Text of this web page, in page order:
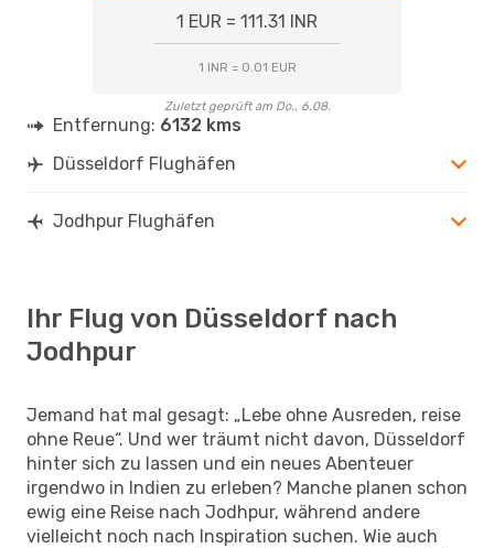
1 EUR = 111.31 INR
1 INR = 0.01 EUR
Zuletzt geprüft am Do., 6.08.
Entfernung: 6132 kms
Düsseldorf Flughäfen
Jodhpur Flughäfen
Ihr Flug von Düsseldorf nach
Jodhpur
Jemand hat mal gesagt: „Lebe ohne Ausreden, reise
ohne Reue“. Und wer träumt nicht davon, Düsseldorf
hinter sich zu lassen und ein neues Abenteuer
irgendwo in Indien zu erleben? Manche planen schon
ewig eine Reise nach Jodhpur, während andere
vielleicht noch nach Inspiration suchen. Wie auch